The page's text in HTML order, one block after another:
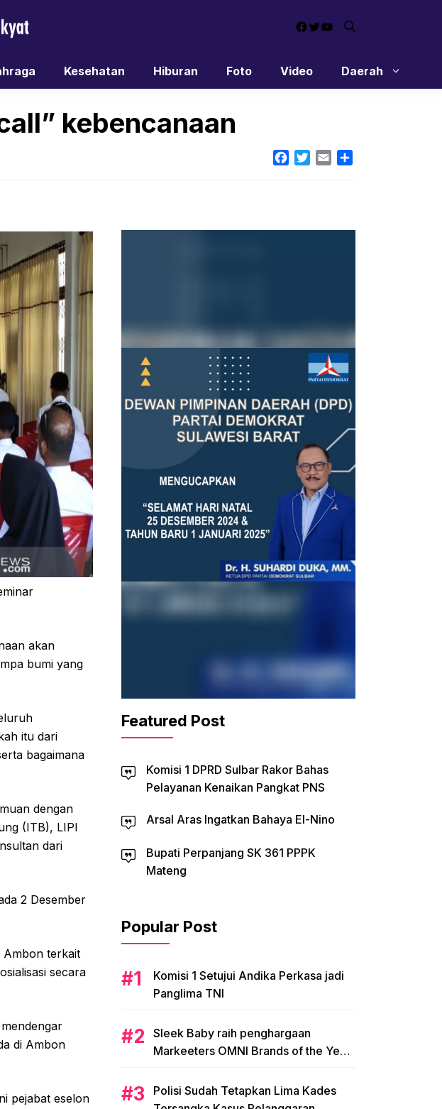
Facebook
Twitter
YouTube
Kesehatan Hiburan Foto Video Daerah
kebencanaan
Facebook
TwitterEmail
akan
bumi yang
itu dari
bagaimana
dengan
(ITB), LIPI
dari
2 Desember
Ambon terkait
secara
di Ambon
pejabat eselon
Featured Post
Komisi 1 DPRD Sulbar Rakor Bahas
Pelayanan Kenaikan Pangkat PNS
Arsal Aras Ingatkan Bahaya El-Nino
Bupati Perpanjang SK 361 PPPK
Mateng
Popular Post
Komisi 1 Setujui Andika Perkasa jadi
Panglima TNI
Sleek Baby raih penghargaan
Markeeters OMNI Brands of the Year
Polisi Sudah Tetapkan Lima Kades